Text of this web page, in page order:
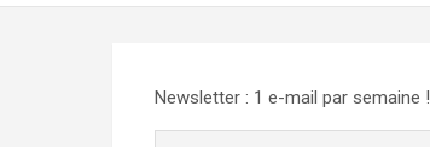
Newsletter : 1 e-mail par semaine !